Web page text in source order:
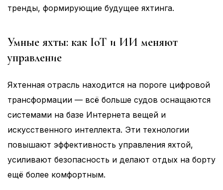
тренды, формирующие будущее яхтинга.
Умные яхты: как IoT и ИИ меняют
управление
Яхтенная отрасль находится на пороге цифровой
трансформации — всё больше судов оснащаются
системами на базе Интернета вещей и
искусственного интеллекта. Эти технологии
повышают эффективность управления яхтой,
усиливают безопасность и делают отдых на борту
ещё более комфортным.